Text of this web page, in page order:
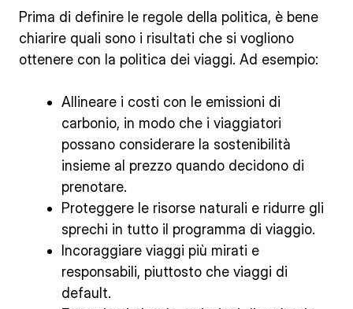
Prima di definire le regole della politica, è bene
chiarire quali sono i risultati che si vogliono
ottenere con la politica dei viaggi. Ad esempio:
Allineare i costi con le emissioni di
carbonio, in modo che i viaggiatori
possano considerare la sostenibilità
insieme al prezzo quando decidono di
prenotare.
Proteggere le risorse naturali e ridurre gli
sprechi in tutto il programma di viaggio.
Incoraggiare viaggi più mirati e
responsabili, piuttosto che viaggi di
default.